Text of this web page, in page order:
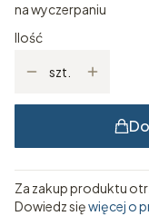
na wyczerpaniu
Ilość
szt.
Za zakup produktu
Dowiedz sięwięcej o